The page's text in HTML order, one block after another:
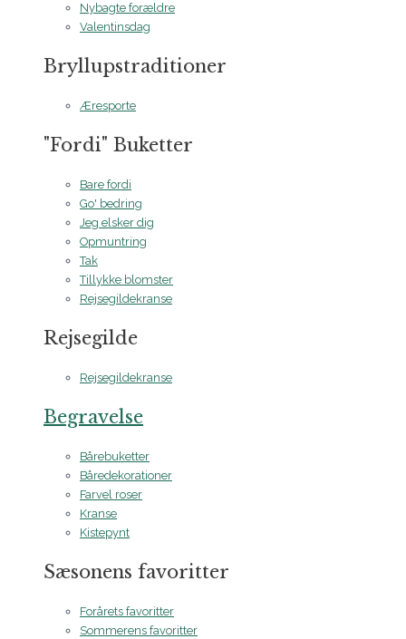
Nybagte forældre
Valentinsdag
Bryllupstraditioner
Æresporte
"Fordi" Buketter
Bare fordi
Go' bedring
Jeg elsker dig
Opmuntring
Tak
Tillykke blomster
Rejsegildekranse
Rejsegilde
Rejsegildekranse
Begravelse
Bårebuketter
Båredekorationer
Farvel roser
Kranse
Kistepynt
Sæsonens favoritter
Forårets favoritter
Sommerens favoritter